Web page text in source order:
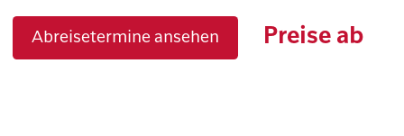
Abreisetermine ansehen Preise ab